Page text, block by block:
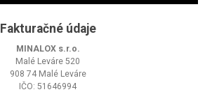
Fakturačné údaje
MINALOX s.r.o.
Malé Leváre 520
908 74 Malé Leváre
IČO: 51646994